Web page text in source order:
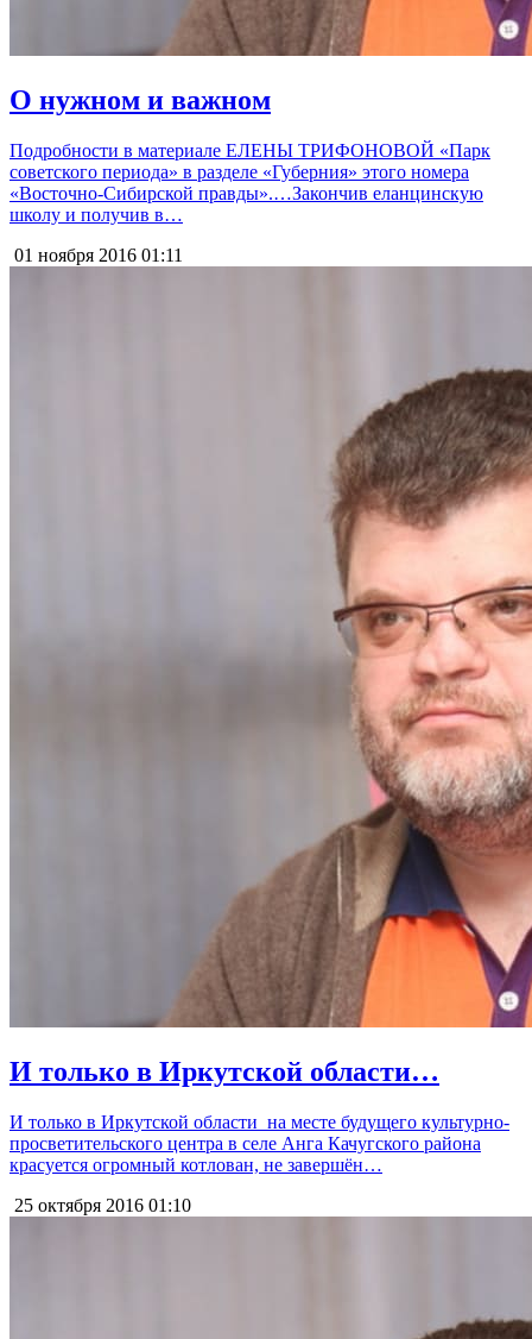
О нужном и важном
Подробности в материале ЕЛЕНЫ ТРИФОНОВОЙ «Парк
советского периода» в разделе «Губерния» этого номера
«Восточно-Сибирской правды».…Закончив еланцинскую
школу и получив в…
01 ноября 2016 01:11
И только в Иркутской области…
И только в Иркутской области на месте будущего культурно-
просветительского центра в селе Анга Качугского района
красуется огромный котлован, не завершён…
25 октября 2016 01:10